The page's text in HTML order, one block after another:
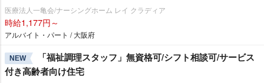
医療法人一亀会/ナーシングホーム レイ クラディア
時給1,177円～
アルバイト・パート / 大阪府
NEW
「福祉調理スタッフ」無資格可/シフト相談可/サービス
付き高齢者向け住宅